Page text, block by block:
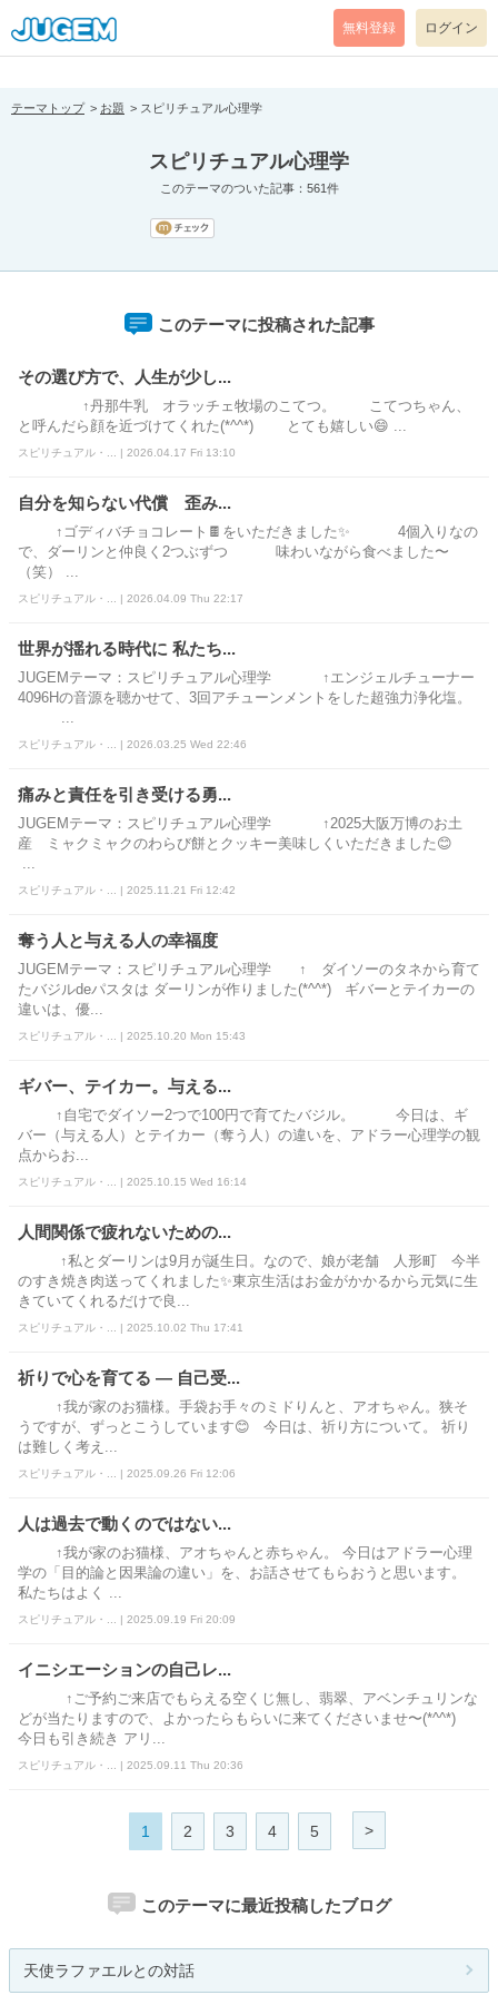
[pear_error: message="Success" code=0 mode=return level=notice
prefix="" info=""]
無料登録 ログイン
テーマトップ お題 スピリチュアル心理学
スピリチュアル心理学
このテーマのついた記事：561件
このテーマに投稿された記事
その選び方で、人生が少し...
↑丹那牛乳 オラッチェ牧場のこてつ。 こてつちゃん、
と呼んだら顔を近づけてくれた(*^^*) とても嬉しい😄 ...
スピリチュアル・... | 2026.04.17 Fri 13:10
自分を知らない代償 歪み...
↑ゴディバチョコレート🍫をいただきました✨ 4個入りなの
で、ダーリンと仲良く2つぶずつ 味わいながら食べました〜
（笑） ...
スピリチュアル・... | 2026.04.09 Thu 22:17
世界が揺れる時代に 私たち...
JUGEMテーマ：スピリチュアル心理学 ↑エンジェルチューナー
4096Hの音源を聴かせて、3回アチューンメントをした超強力浄化塩。
スピリチュアル・... | 2026.03.25 Wed 22:46
痛みと責任を引き受ける勇...
JUGEMテーマ：スピリチュアル心理学 ↑2025大阪万博のお土
産 ミャクミャクのわらび餅とクッキー美味しくいただきました😊
スピリチュアル・... | 2025.11.21 Fri 12:42
奪う人と与える人の幸福度
JUGEMテーマ：スピリチュアル心理学 ↑ ダイソーのタネから育て
たバジルdeパスタは ダーリンが作りました(*^^*) ギバーとテイカーの
違いは、優...
スピリチュアル・... | 2025.10.20 Mon 15:43
ギバー、テイカー。与える...
↑自宅でダイソー2つで100円で育てたバジル。 今日は、ギ
バー（与える人）とテイカー（奪う人）の違いを、アドラー心理学の観
点からお...
スピリチュアル・... | 2025.10.15 Wed 16:14
人間関係で疲れないための...
↑私とダーリンは9月が誕生日。なので、娘が老舗 人形町 今半
のすき焼き肉送ってくれました✨東京生活はお金がかかるから元気に生
きていてくれるだけで良...
スピリチュアル・... | 2025.10.02 Thu 17:41
祈りで心を育てる ― 自己受...
↑我が家のお猫様。手袋お手々のミドりんと、アオちゃん。狭そ
うですが、ずっとこうしています😊 今日は、祈り方について。 祈り
は難しく考え...
スピリチュアル・... | 2025.09.26 Fri 12:06
人は過去で動くのではない...
↑我が家のお猫様、アオちゃんと赤ちゃん。 今日はアドラー心理
学の「目的論と因果論の違い」を、お話させてもらおうと思います。
私たちはよく ...
スピリチュアル・... | 2025.09.19 Fri 20:09
イニシエーションの自己レ...
↑ご予約ご来店でもらえる空くじ無し、翡翠、アベンチュリンな
どが当たりますので、よかったらもらいに来てくださいませ〜(*^^*)
今日も引き続き アリ...
スピリチュアル・... | 2025.09.11 Thu 20:36
1 2 3 4 5 >
このテーマに最近投稿したブログ
天使ラファエルとの対話